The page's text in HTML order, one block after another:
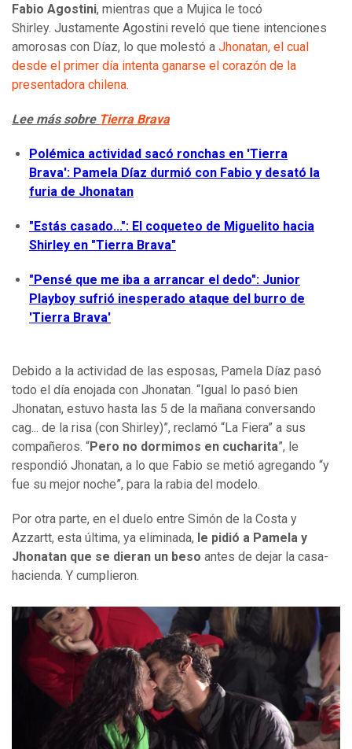
Fabio Agostini, mientras que a Mujica le tocó
Shirley. Justamente Agostini reveló que tiene intenciones
amorosas con Díaz, lo que molestó a Jhonatan, el cual
desde el primer día intenta ganarse el corazón de la
presentadora chilena.
Lee más sobre Tierra Brava
Polémica actividad sacó ronchas en 'Tierra
Brava': Pamela Díaz durmió con Fabio y desató la
furia de Jhonatan
"Estás casado...": El coqueteo de Miguelito hacia
Shirley en "Tierra Brava"
"Pensé que me iba a arrancar el dedo": Junior
Playboy sufrió inesperado ataque del burro de
'Tierra Brava'
Debido a la actividad de las esposas, Pamela Díaz pasó
todo el día enojada con Jhonatan. “Igual lo pasó bien
Jhonatan, estuvo hasta las 5 de la mañana conversando
cag... de la risa (con Shirley)”, reclamó “La Fiera” a sus
compañeros. “Pero no dormimos en cucharita”, le
respondió Jhonatan, a lo que Fabio se metió agregando “y
fue su mejor noche”, para la rabia del modelo.
Por otra parte, en el duelo entre Simón de la Costa y
Azzartt, esta última, ya eliminada, le pidió a Pamela y
Jhonatan que se dieran un beso antes de dejar la casa-
hacienda. Y cumplieron.